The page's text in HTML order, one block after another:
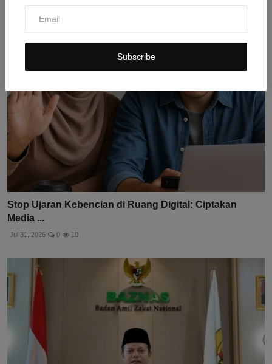
Subscribe
Stop Ujaran Kebencian di Ruang Digital: Ciptakan
Media ...
Jul 31, 2026 0 10